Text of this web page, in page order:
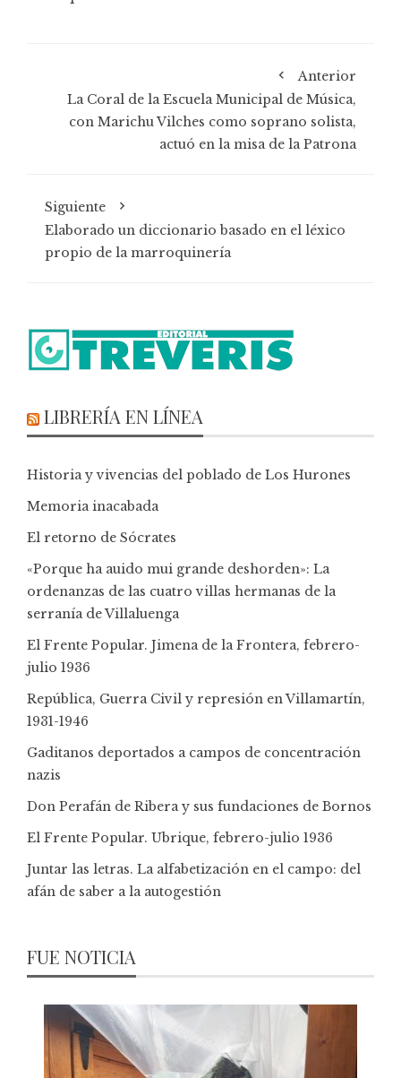
Anterior
La Coral de la Escuela Municipal de Música,
con Marichu Vilches como soprano solista,
actuó en la misa de la Patrona
Siguiente
Elaborado un diccionario basado en el léxico
propio de la marroquinería
LIBRERÍA EN LÍNEA
Historia y vivencias del poblado de Los Hurones
Memoria inacabada
El retorno de Sócrates
«Porque ha auido mui grande deshorden»: La
ordenanzas de las cuatro villas hermanas de la
serranía de Villaluenga
El Frente Popular. Jimena de la Frontera, febrero-
julio 1936
República, Guerra Civil y represión en Villamartín,
1931-1946
Gaditanos deportados a campos de concentración
nazis
Don Perafán de Ribera y sus fundaciones de Bornos
El Frente Popular. Ubrique, febrero-julio 1936
Juntar las letras. La alfabetización en el campo: del
afán de saber a la autogestión
FUE NOTICIA